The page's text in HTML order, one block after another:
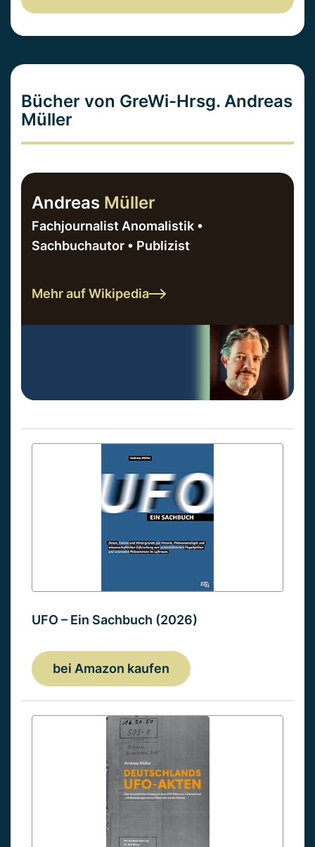
Bücher von GreWi-Hrsg. Andreas
Müller
Andreas Müller
Fachjournalist Anomalistik •
Sachbuchautor • Publizist
Mehr auf Wikipedia
UFO – Ein Sachbuch (2026)
bei Amazon kaufen